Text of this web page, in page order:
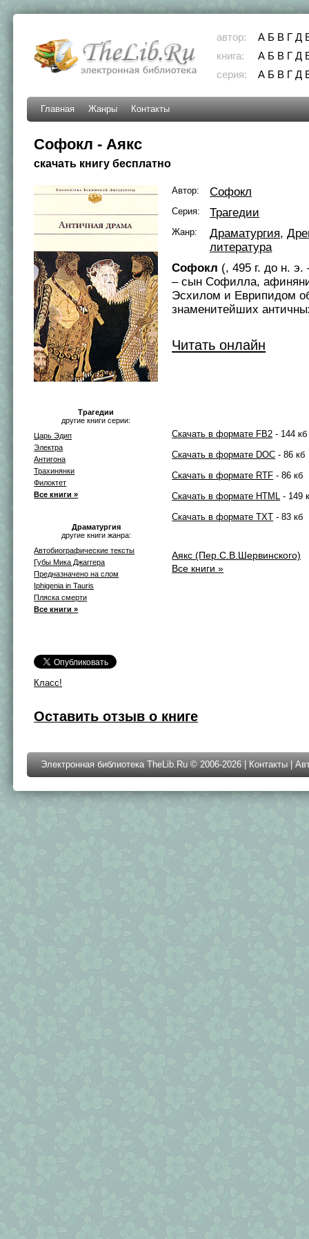
автор: А Б В Г Д
книга:
А Б В Г Д
серия:
А Б В Г Д
Главная Жанры Контакты
Софокл - Аякс
скачать книгу бесплатно
Трагедии
другие книги серии:
Царь Эдип
Электра
Антигона
Трахинянки
Филоктет
Все книги »
Драматургия
другие книги жанра:
Автобиографические тексты
Губы Мика Джаггера
Предназначено на слом
Iphigenia in Tauris
Пляска смерти
Все книги »
Класс!
Автор: Софокл
Серия: Трагедии
Жанр: Драматургия,
литература
Софокл (, 495 г. до н. э.
– сын Софилла,
Эсхилом и Еврипидом
знаменитейших
Читать онлайн
Скачать в формате FB2 - 144 кб
Скачать в формате DOC - 86 кб
Скачать в формате RTF - 86 кб
Скачать в формате HTML - 149
Скачать в формате TXT - 83 кб
Аякс (Пер.С.В.Шервинского)
Все книги »
Оставить отзыв о книге
Электронная библиотека TheLib.Ru © 2006-2026 | Контакты |